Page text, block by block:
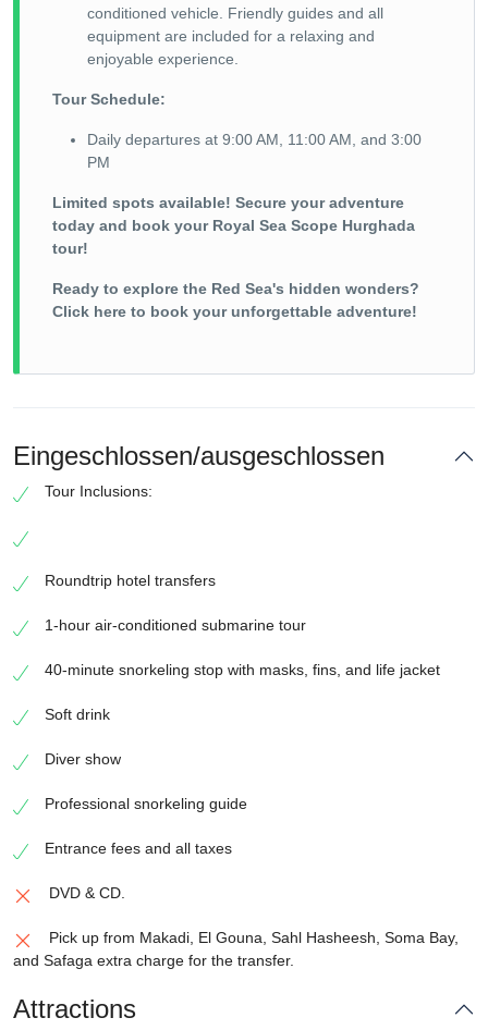
conditioned vehicle. Friendly guides and all
equipment are included for a relaxing and
enjoyable experience.
Tour Schedule:
Daily departures at 9:00 AM, 11:00 AM, and 3:00
PM
Limited spots available! Secure your adventure
today and book your Royal Sea Scope Hurghada
tour!
Ready to explore the Red Sea's hidden wonders?
Click here to book your unforgettable adventure!
Eingeschlossen/ausgeschlossen
Tour Inclusions:
Roundtrip hotel transfers
1-hour air-conditioned submarine tour
40-minute snorkeling stop with masks, fins, and life jacket
Soft drink
Diver show
Professional snorkeling guide
Entrance fees and all taxes
DVD & CD.
Pick up from Makadi, El Gouna, Sahl Hasheesh, Soma Bay,
and Safaga extra charge for the transfer.
Attractions